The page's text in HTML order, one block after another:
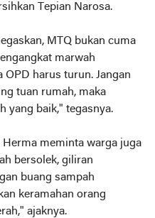
Tepian Narosa.
MTQ bukan cuma
marwah
OPD harus turun. Jangan
tuan rumah, maka
yang baik," tegasnya.
Herma meminta warga juga
bersolek, giliran
buang sampah
keramahan orang
ajaknya.